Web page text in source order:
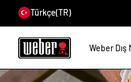
Türkçe(TR)
Weber Dış